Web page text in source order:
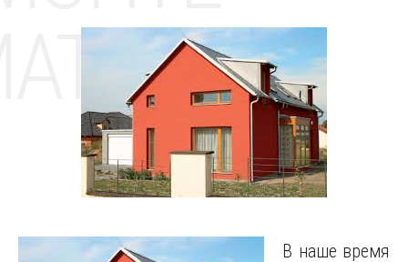
В наше время